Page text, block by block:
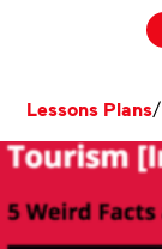
Lessons Plans/